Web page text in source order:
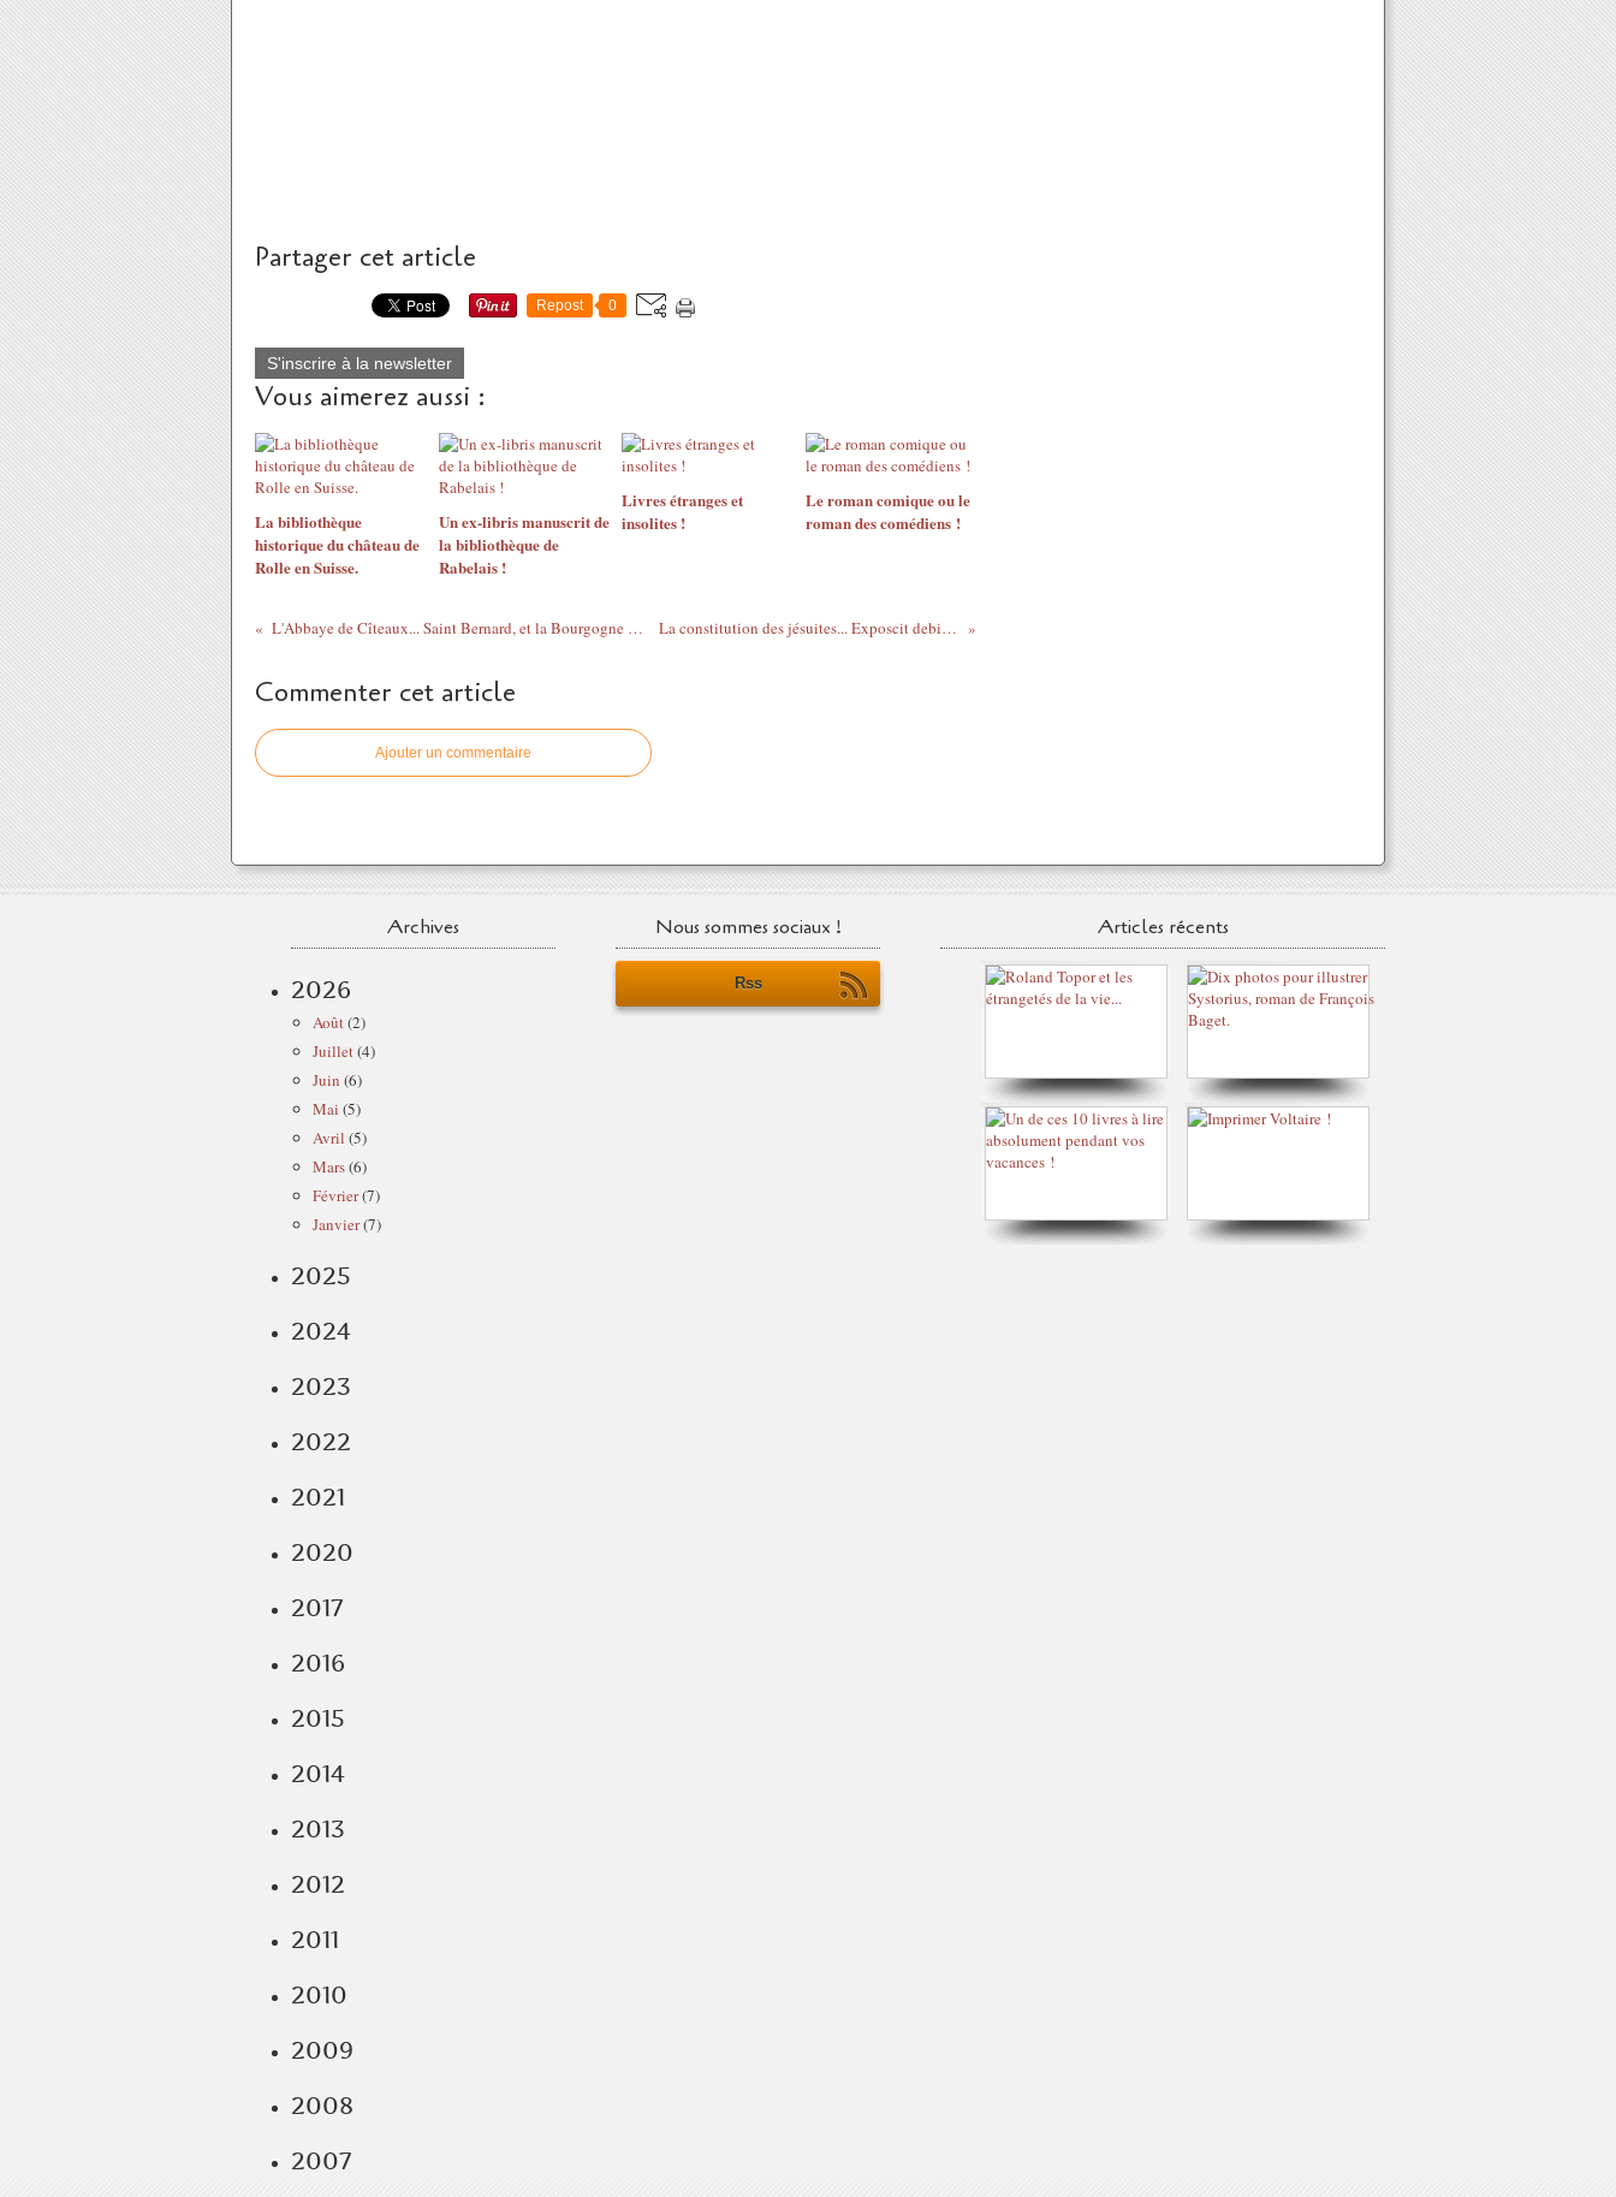
Partager cet article
Repost 0
S'inscrire à la newsletter
Vous aimerez aussi :
La bibliothèque
historique du château de
Rolle en Suisse.
Un ex-libris manuscrit de
la bibliothèque de
Rabelais !
Livres étranges et
insolites !
Le roman comique ou le
roman des comédiens !
L'Abbaye de Cîteaux... Saint Bernard, et la Bourgogne d'Or ! La constitution des jésuites... Exposcit debitum !
Commenter cet article
Ajouter un commentaire
Archives
2026
Août(2)
Juillet(4)
Juin (6)
Mai (5)
Avril (5)
Mars(6)
Février(7)
Janvier(7)
2025
2024
2023
2022
2021
2020
2017
2016
2015
2014
2013
2012
2011
2010
2009
2008
2007
Nous sommes sociaux !
Rss
Articles récents